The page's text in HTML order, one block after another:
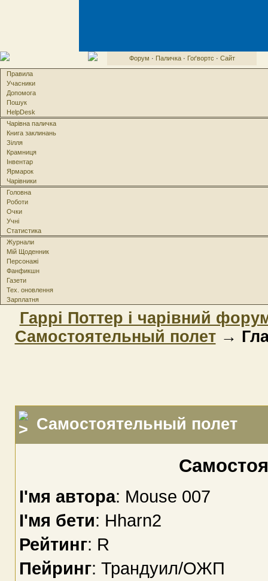
Форум · Паличка· Гоґвортс · Сайт
Правила
Учасники
Допомога
Пошук
HelpDesk
Чарівна паличка
Книга заклинань
Зілля
Крамниця
Інвентар
Ярмарок
Чарівники
Головна
Роботи
Очки
Учні
Статистика
Журнали
Мій Щоденник
Персонажі
Фанфикшн
Газети
Тех. оновлення
Зарплатня
Гаррі Поттер і чарівний
Самостоятельный полет→
Самостоятельный полет
І'мя автора: Mouse 007
І'мя бети: Hharn2
Рейтинг: R
Пейринг: Трандуил/ОЖП